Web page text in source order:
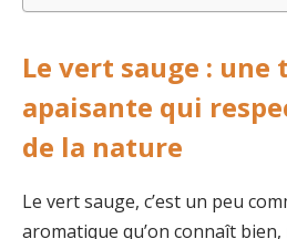
Le vert sauge : une
apaisante qui
de la nature
Le vert sauge, c’est un peu
aromatique qu’on connaît